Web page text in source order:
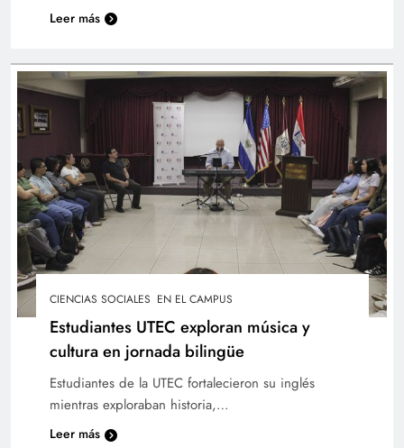
bibliotecas universitarias
Coordinador de la Red de Educación Media
comparte avances en Radio UTEC Online
Leer más
CIENCIAS SOCIALES EN EL CAMPUS
Estudiantes UTEC exploran música y
cultura en jornada bilingüe
Estudiantes de la UTEC fortalecieron su inglés
mientras exploraban historia,…
Leer más